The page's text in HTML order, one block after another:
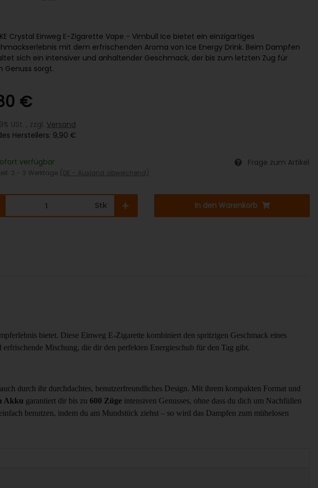
Crystal Einweg E-Zigarette Vape - Vimbull Ice bietet ein einzigartiges
mit dem erfrischenden Aroma von Ice Energy Drink. Beim Dampfen
sich ein intensiver und anhaltender Geschmack, der bis zum letzten Zug für
Genuss sorgt.
€
USt. , zzgl. Versand
Herstellers: 9,90 €
verfügbar
2 - 3 Werktage (DE - Ausland abweichend)
Frage zum Artikel
Stk In den Warenkorb
bietet. Diese Einweg E-Zigarette kombiniert den spritzigen Geschmack eines
Mischung, die dir den perfekten Energieschub für den Tag gibt.
durch ihr durchdachtes, benutzerfreundliches Design. Mit ihrem kompakten Format und
Akku garantiert dir bis zu 600 Züge intensiven Genusses, ohne dass du dich um Nachfüllen
einfach benutzen, indem du am Mundstück ziehst – so wird das Dampfen zum mühelosen